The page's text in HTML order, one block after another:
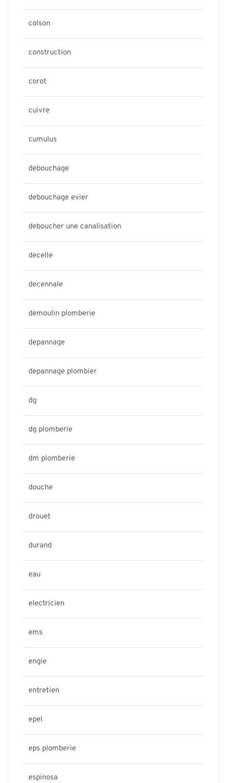
colson
construction
corot
cuivre
cumulus
debouchage
debouchage evier
deboucher une canalisation
decelle
decennale
demoulin plomberie
depannage
depannage plombier
dg
dg plomberie
dm plomberie
douche
drouet
durand
eau
electricien
ems
engie
entretien
epel
eps plomberie
espinosa